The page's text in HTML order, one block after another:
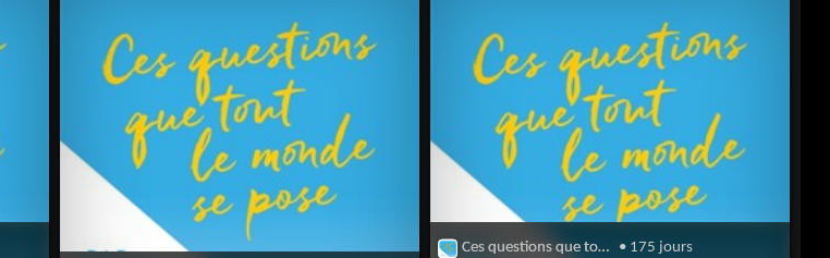
Ces questions que tout le monde se pose • 175 jours